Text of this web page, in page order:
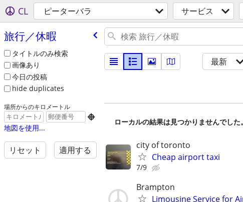
CL ピーターバラ サービス
旅行／休暇
タイトルのみ検索
画像あり
今日の投稿
hide duplicates
場所からのキロメートル

地図を使用...
リセット 適用する
最新
ローカルの結果は見つかりませんでし
city of toronto
Cheap airport taxi
7/9
Brampton
Limousine Service for